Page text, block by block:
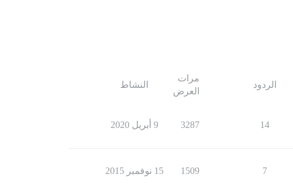
الردود
مرات
العرض
النشاط
14
3287 9 أبريل 2020
7
1509 15 نوفمبر 2015